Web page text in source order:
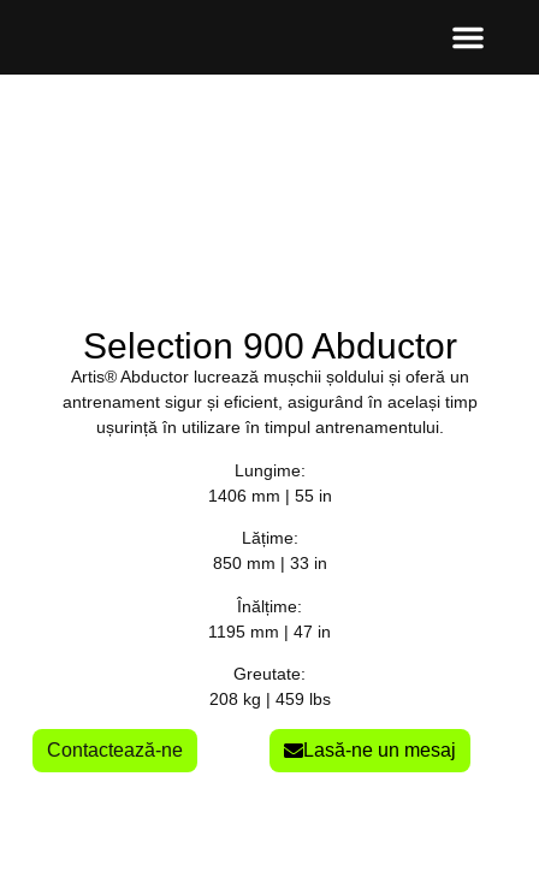
Selection 900 Abductor
Artis® Abductor lucrează mușchii șoldului și oferă un
antrenament sigur și eficient, asigurând în același timp
ușurință în utilizare în timpul antrenamentului.
Lungime:
1406 mm | 55 in
Lățime:
850 mm | 33 in
Înălțime:
1195 mm | 47 in
Greutate:
208 kg | 459 lbs
Contactează-ne Lasă-ne un mesaj